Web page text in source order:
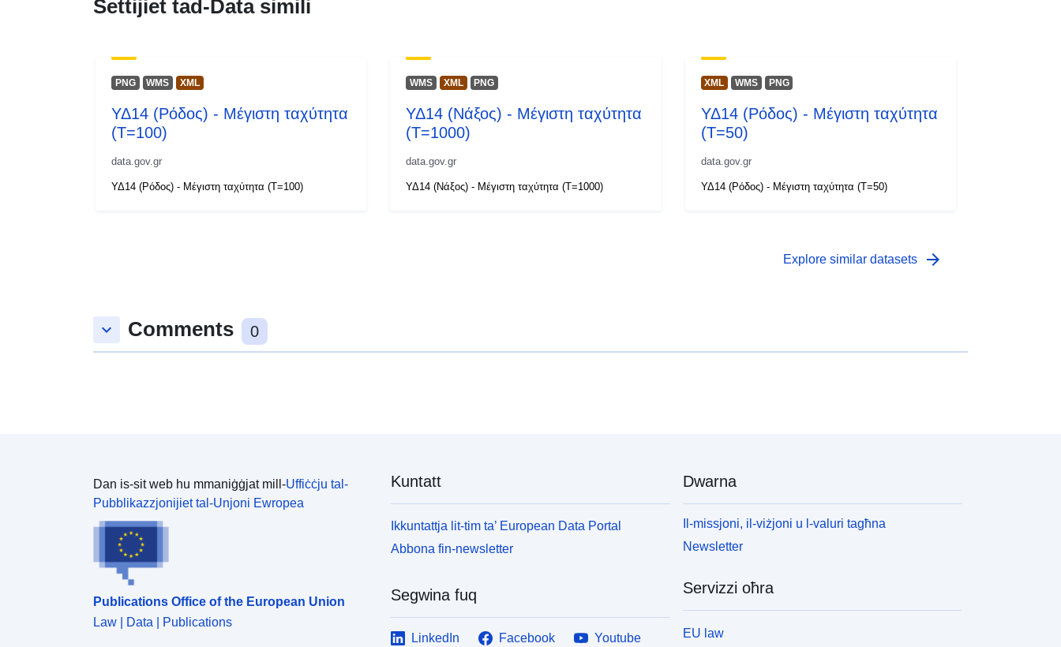
Settijiet tad-Data simili
PNG WMS XML
ΥΔ14 (Ρόδος) - Μέγιστη ταχύτητα
(T=100)
data.gov.gr
ΥΔ14 (Ρόδος) - Μέγιστη ταχύτητα (T=100)
WMS XML PNG
ΥΔ14 (Νάξος) - Μέγιστη ταχύτητα
(T=1000)
data.gov.gr
ΥΔ14 (Νάξος) - Μέγιστη ταχύτητα (T=1000)
XML WMS PNG
ΥΔ14 (Ρόδος) - Μέγιστη ταχύτητα
(T=50)
data.gov.gr
ΥΔ14 (Ρόδος) - Μέγιστη ταχύτητα (T=50)
Explore similar datasets arrow_forward
keyboard_arrow_down Comments 0
Dan is-sit web hu mmaniġġjat mill-Uffiċċju tal-
Pubblikazzjonijiet tal-Unjoni Ewropea
Publications Office of the European Union
Law | Data | Publications
Kuntatt
Ikkuntattja lit-tim ta’ European Data Portal
Abbona fin-newsletter
Segwina fuq
LinkedIn Facebook
Youtube
Dwarna
Il-missjoni, il-viżjoni u l-valuri tagħna
Newsletter
Servizzi oħra
EU law